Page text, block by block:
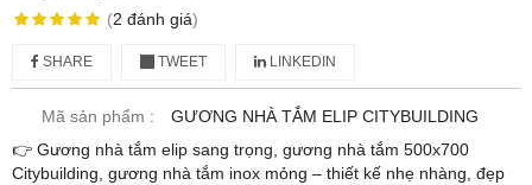
(2 đánh giá)
SHARE TWEET LINKEDIN
Mã sản phẩm :
GƯƠNG NHÀ TẮM ELIP CITYBUILDING
👉 Gương nhà tắm elip sang trọng, gương nhà tắm 500x700
Citybuilding, gương nhà tắm inox mỏng – thiết kế nhẹ nhàng, đẹp